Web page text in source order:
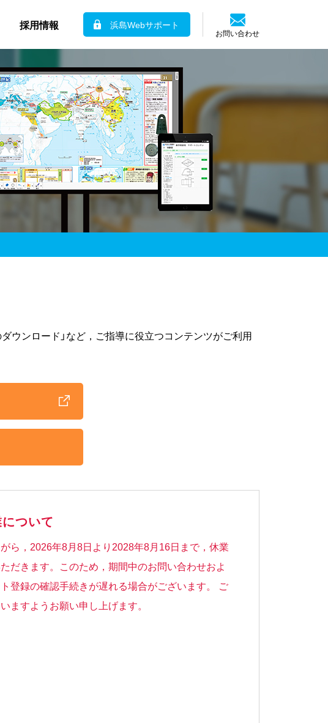
採用情報 浜島Webサポート
お問い合わせ
ウンロード」など，ご指導に役立つコンテンツがご利用
ついて
ら，2026年8月8日より2028年8月16日まで，休業
だきます。このため，期間中のお問い合わせおよ
登録の確認手続きが遅れる場合がございます。 ご
ますようお願い申し上げます。